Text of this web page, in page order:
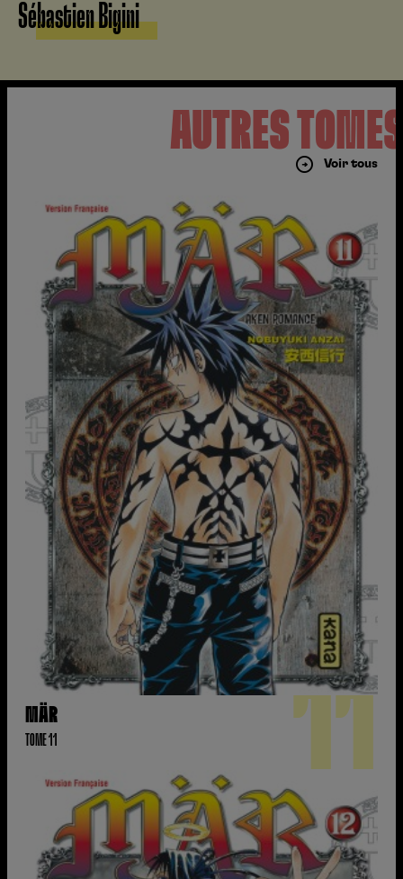
Sébastien Bigini
AUTRES
Voir tous
MÄR
TOME 11 11